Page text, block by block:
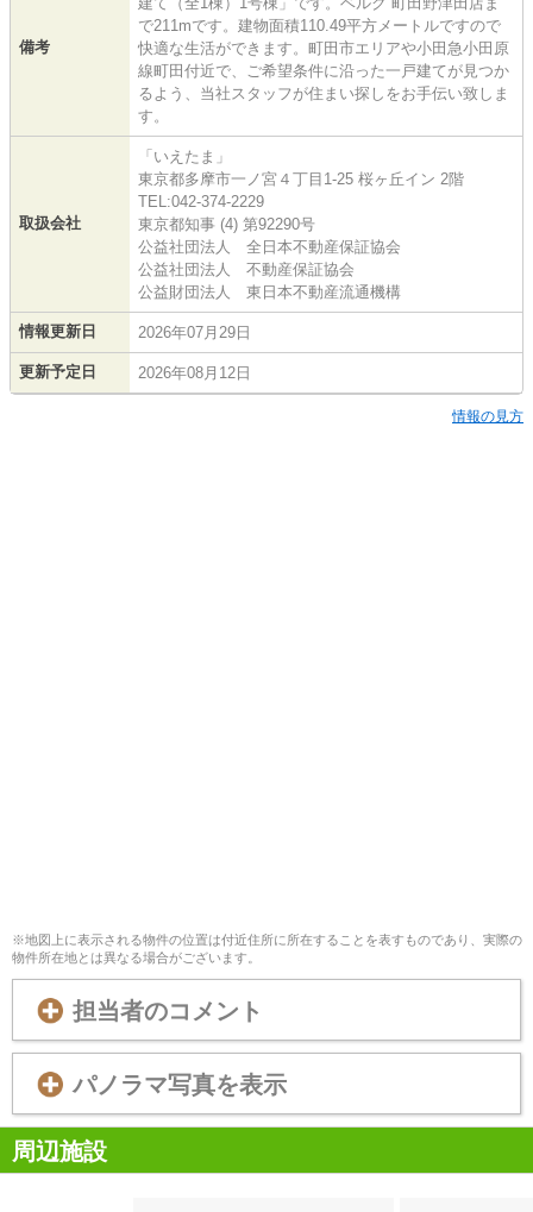
備考
で211mです。建物面積110.49平方メートルですので
快適な生活ができます。町田市エリアや小田急小田原
線町田付近で、ご希望条件に沿った一戸建てが見つか
るよう、当社スタッフが住まい探しをお手伝い致しま
す。
取扱会社
「いえたま」
東京都多摩市一ノ宮４丁目1-25 桜ヶ丘イン 2階
TEL:042-374-2229
東京都知事 (4) 第92290号
公益社団法人 全日本不動産保証協会
公益社団法人 不動産保証協会
公益財団法人 東日本不動産流通機構
情報更新日 2026年07月29日
更新予定日 2026年08月12日
情報の見方
※地図上に表示される物件の位置は付近住所に所在することを表すものであり、実際の
物件所在地とは異なる場合がございます。
担当者のコメント
パノラマ写真を表示
周辺施設